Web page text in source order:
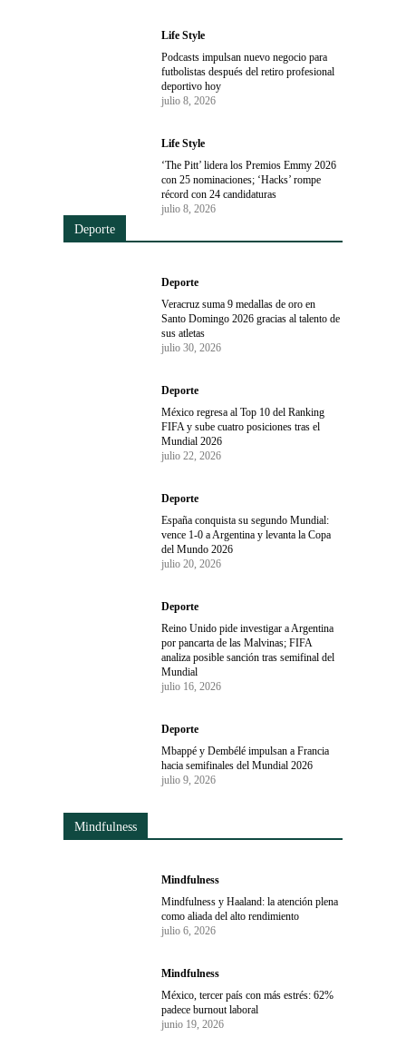
Life Style
Podcasts impulsan nuevo negocio para
futbolistas después del retiro profesional
deportivo hoy
julio 8, 2026
Life Style
‘The Pitt’ lidera los Premios Emmy 2026
con 25 nominaciones; ‘Hacks’ rompe
récord con 24 candidaturas
julio 8, 2026
Deporte
Deporte
Veracruz suma 9 medallas de oro en
Santo Domingo 2026 gracias al talento de
sus atletas
julio 30, 2026
Deporte
México regresa al Top 10 del Ranking
FIFA y sube cuatro posiciones tras el
Mundial 2026
julio 22, 2026
Deporte
España conquista su segundo Mundial:
vence 1-0 a Argentina y levanta la Copa
del Mundo 2026
julio 20, 2026
Deporte
Reino Unido pide investigar a Argentina
por pancarta de las Malvinas; FIFA
analiza posible sanción tras semifinal del
Mundial
julio 16, 2026
Deporte
Mbappé y Dembélé impulsan a Francia
hacia semifinales del Mundial 2026
julio 9, 2026
Mindfulness
Mindfulness
Mindfulness y Haaland: la atención plena
como aliada del alto rendimiento
julio 6, 2026
Mindfulness
México, tercer país con más estrés: 62%
padece burnout laboral
junio 19, 2026